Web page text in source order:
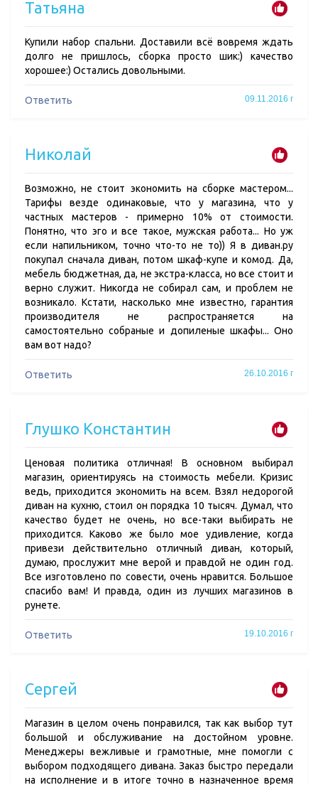
Татьяна
Купили набор спальни. Доставили всё вовремя ждать
долго не пришлось, сборка просто шик:) качество
хорошее:) Остались довольными.
Ответить 09.11.2016 г
Николай
Возможно, не стоит экономить на сборке мастером...
Тарифы везде одинаковые, что у магазина, что у
частных мастеров - примерно 10% от стоимости.
Понятно, что эго и все такое, мужская работа... Но уж
если напильником, точно что-то не то)) Я в диван.ру
покупал сначала диван, потом шкаф-купе и комод. Да,
мебель бюджетная, да, не экстра-класса, но все стоит и
верно служит. Никогда не собирал сам, и проблем не
возникало. Кстати, насколько мне известно, гарантия
производителя не распространяется на
самостоятельно собраные и допиленые шкафы... Оно
вам вот надо?
Ответить 26.10.2016 г
Глушко Константин
Ценовая политика отличная! В основном выбирал
магазин, ориентируясь на стоимость мебели. Кризис
ведь, приходится экономить на всем. Взял недорогой
диван на кухню, стоил он порядка 10 тысяч. Думал, что
качество будет не очень, но все-таки выбирать не
приходится. Каково же было мое удивление, когда
привези действительно отличный диван, который,
думаю, прослужит мне верой и правдой не один год.
Все изготовлено по совести, очень нравится. Большое
спасибо вам! И правда, один из лучших магазинов в
рунете.
Ответить 19.10.2016 г
Сергей
Магазин в целом очень понравился, так как выбор тут
большой и обслуживание на достойном уровне.
Менеджеры вежливые и грамотные, мне помогли с
выбором подходящего дивана. Заказ быстро передали
на исполнение и в итоге точно в назначенное время